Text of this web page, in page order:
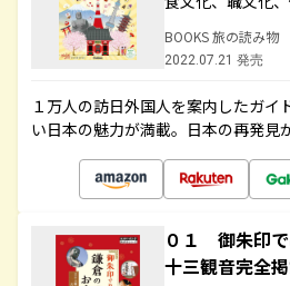
BOOKS 旅の読み物
2022.07.21 発売
１万人の訪日外国人を案内したガイ
い日本の魅力が満載。日本の再発見
０１ 御朱印
十三観音完全